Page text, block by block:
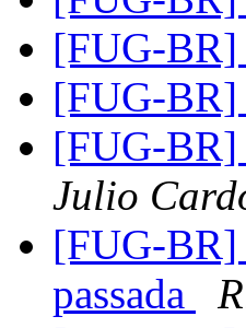
[FUG-BR]
[FUG-BR]
[FUG-BR]
Julio
[FUG-BR]
passada